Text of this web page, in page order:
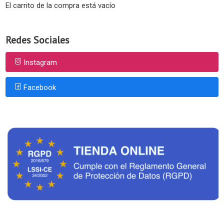
El carrito de la compra está vacío
Redes Sociales
Instagram
Facebook